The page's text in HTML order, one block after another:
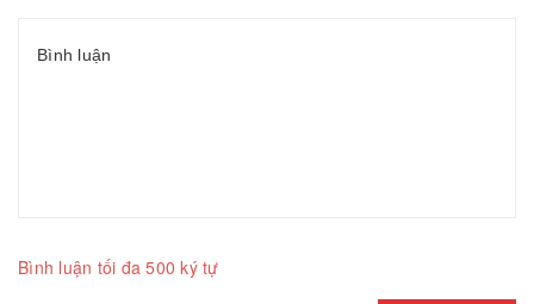
Bình luận tối đa 500 ký tự